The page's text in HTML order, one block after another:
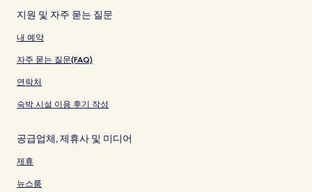
지원 및 자주 묻는 질문
내 예약
자주 묻는 질문(FAQ)
연락처
숙박 시설 이용 후기 작성
공급업체, 제휴사 및 미디어
제휴
뉴스룸